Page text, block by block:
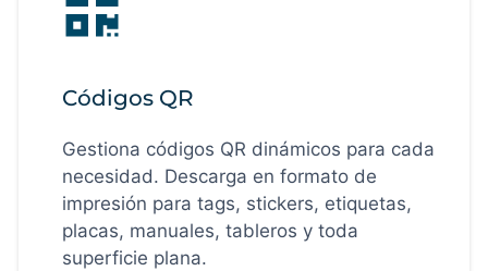
Códigos QR
Gestiona códigos QR dinámicos para cada
necesidad. Descarga en formato de
impresión para tags, stickers, etiquetas,
placas, manuales, tableros y toda
superficie plana.